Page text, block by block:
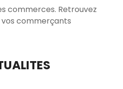
commerces. Retrouvez
commerçants